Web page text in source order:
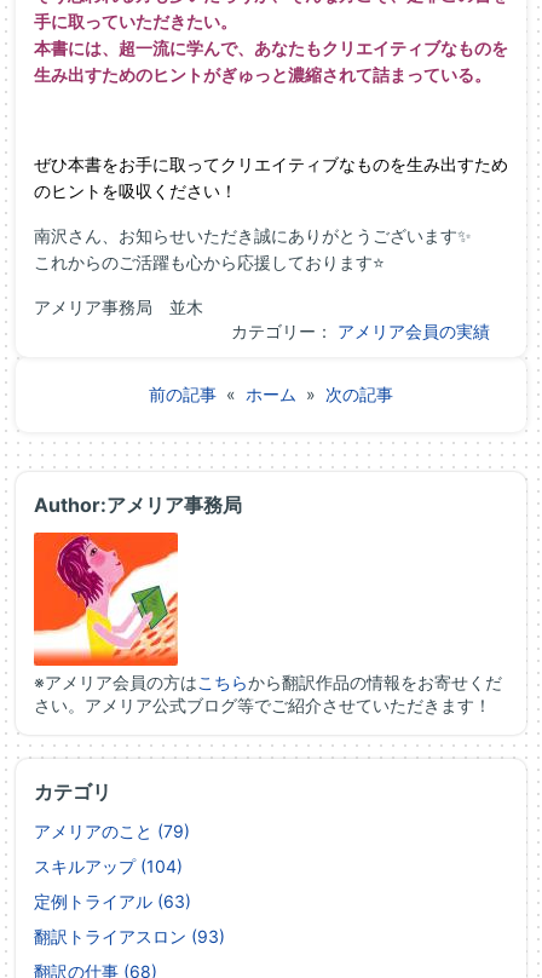
手に取っていただきたい。
本書には、超一流に学んで、あなたもクリエイティブなものを
生み出すためのヒントがぎゅっと濃縮されて詰まっている。
ぜひ本書をお手に取ってクリエイティブなものを生み出すため
のヒントを吸収ください！
南沢さん、お知らせいただき誠にありがとうございます✨
これからのご活躍も心から応援しております⭐
アメリア事務局 並木
カテゴリー： アメリア会員の実績
前の記事 « ホーム » 次の記事
Author:アメリア事務局
※アメリア会員の方はこちらから翻訳作品の情報をお寄せくだ
さい。アメリア公式ブログ等でご紹介させていただきます！
カテゴリ
アメリアのこと (79)
スキルアップ (104)
定例トライアル (63)
翻訳トライアスロン (93)
翻訳の仕事 (68)